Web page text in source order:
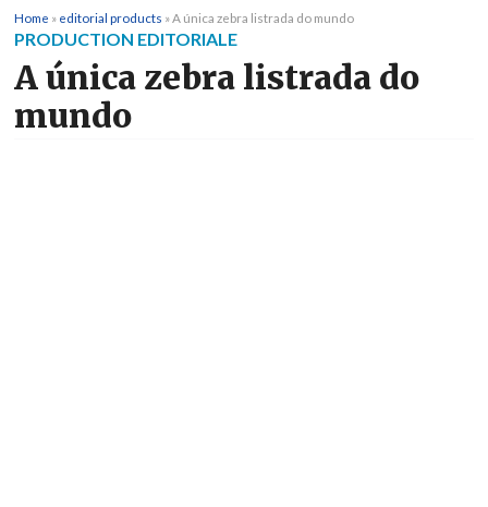
Home » editorial products »A única zebra listrada do mundo
PRODUCTION EDITORIALE
A única zebra listrada do
mundo